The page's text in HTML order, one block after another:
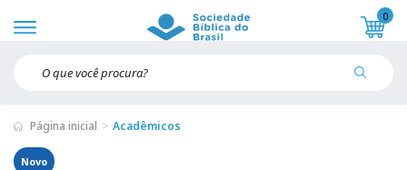
0
Página inicial Acadêmicos
Novo